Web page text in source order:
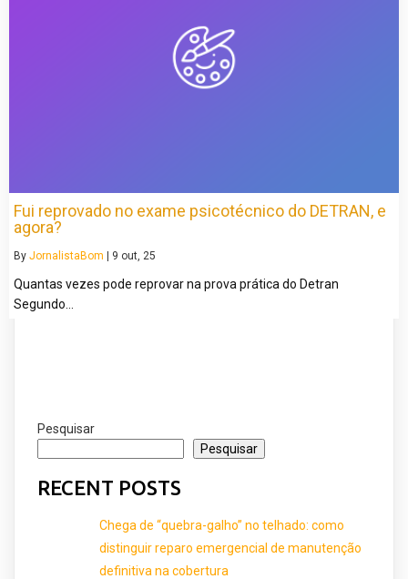
Fui reprovado no exame psicotécnico do DETRAN, e
agora?
By JornalistaBom | 9 out, 25
Quantas vezes pode reprovar na prova prática do Detran
Segundo…
Pesquisar
Pesquisar
RECENT POSTS
Chega de “quebra-galho” no telhado: como
distinguir reparo emergencial de manutenção
definitiva na cobertura